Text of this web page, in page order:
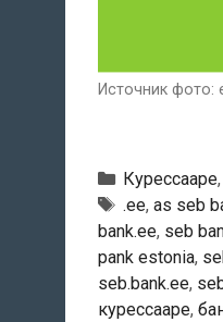
Источник фото:
Рубрики
Курессааре,
Тэги
.ee, as seb
bank.ee, seb
pank estonia,
seb.bank.ee,
курессааре,